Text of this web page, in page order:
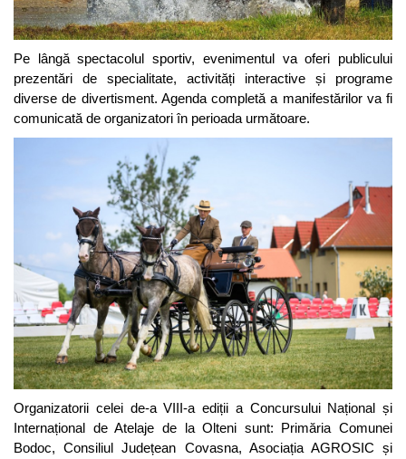
Pe lângă spectacolul sportiv, evenimentul va oferi publicului
prezentări de specialitate, activități interactive și programe
diverse de divertisment. Agenda completă a manifestărilor va fi
comunicată de organizatori în perioada următoare.
Organizatorii celei de-a VIII-a ediții a Concursului Național și
Internațional de Atelaje de la Olteni sunt: Primăria Comunei
Bodoc, Consiliul Județean Covasna, Asociația AGROSIC și